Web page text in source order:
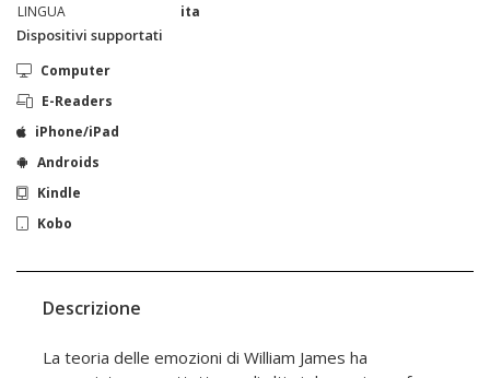
LINGUA
ita
Dispositivi supportati
Computer
E-Readers
iPhone/iPad
Androids
Kindle
Kobo
Descrizione
La teoria delle emozioni di William James ha